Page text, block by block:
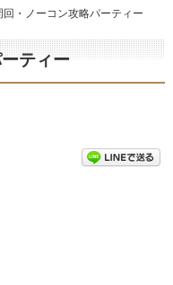
・ノーコン攻略パーティー
ティー